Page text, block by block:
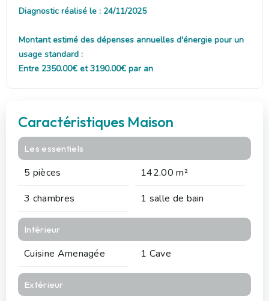
Diagnostic réalisé le : 24/11/2025
Montant estimé des dépenses annuelles d'énergie pour un
usage standard :
Entre 2350.00€ et 3190.00€ par an
Caractéristiques Maison
Les essentiels
5 pièces
142.00 m²
3 chambres
1 salle de bain
Intérieur
Cuisine Amenagée 1 Cave
Extérieur